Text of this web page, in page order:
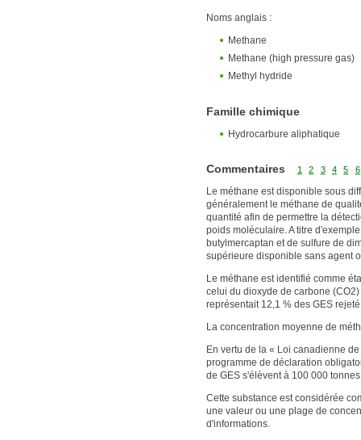
Noms anglais :
Methane
Methane (high pressure gas)
Methyl hydride
Famille chimique
Hydrocarbure aliphatique
Commentaires 1 2 3 4 5 6
Le méthane est disponible sous
généralement le méthane de
quantité afin de permettre la
poids moléculaire. A titre
butylmercaptan et de sulfure de
supérieure disponible sans agent
Le méthane est identifié comme
celui du dioxyde de carbone
représentait 12,1 % des GES
La concentration moyenne de
En vertu de la « Loi canadienne
programme de déclaration
de GES s'élèvent à 100 000
Cette substance est considérée
une valeur ou une plage de
d'informations.